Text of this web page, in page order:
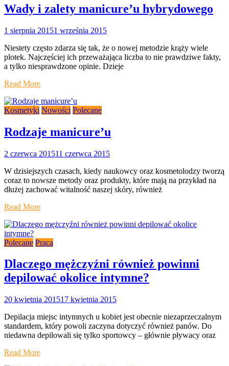
Wady i zalety manicure’u hybrydowego
1 sierpnia 20151 września 2015
Niestety często zdarza się tak, że o nowej metodzie krąży wiele
plotek. Najczęściej ich przeważająca liczba to nie prawdziwe fakty,
a tylko niesprawdzone opinie. Dzieje
Read More
Kosmetyki Nowości Polecane
Rodzaje manicure’u
2 czerwca 201511 czerwca 2015
W dzisiejszych czasach, kiedy naukowcy oraz kosmetolodzy tworzą
coraz to nowsze metody oraz produkty, które mają na przykład na
dłużej zachować witalność naszej skóry, również
Read More
Polecane Praca
Dlaczego mężczyźni również powinni
depilować okolice intymne?
20 kwietnia 201517 kwietnia 2015
Depilacja miejsc intymnych u kobiet jest obecnie niezaprzeczalnym
standardem, który powoli zaczyna dotyczyć również panów. Do
niedawna depilowali się tylko sportowcy – głównie pływacy oraz
Read More